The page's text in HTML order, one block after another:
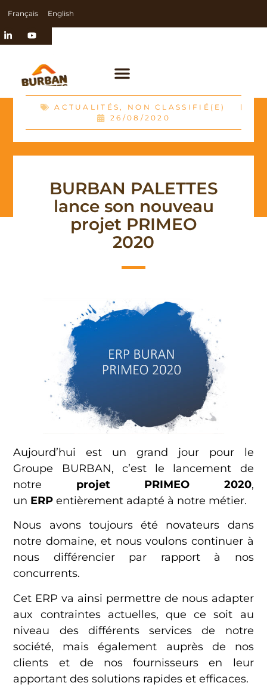
Français English
ACTUALITÉS, NON CLASSIFIÉ(E)
26/08/2020
BURBAN PALETTES
lance son nouveau
projet PRIMEO
2020
Aujourd’hui est un grand jour pour le
Groupe BURBAN, c’est le lancement de
notre projet PRIMEO 2020,
un ERP entièrement adapté à notre métier.
Nous avons toujours été novateurs dans
notre domaine, et nous voulons continuer à
nous différencier par rapport à nos
concurrents.
Cet ERP va ainsi permettre de nous adapter
aux contraintes actuelles, que ce soit au
niveau des différents services de notre
société, mais également auprès de nos
clients et de nos fournisseurs en leur
apportant des solutions rapides et efficaces.